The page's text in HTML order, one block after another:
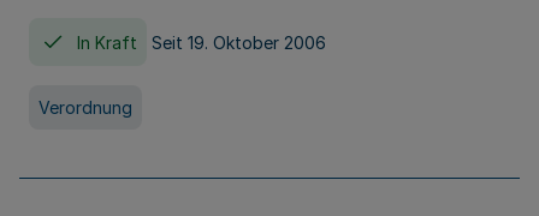
In Kraft Seit 19. Oktober 2006
Verordnung